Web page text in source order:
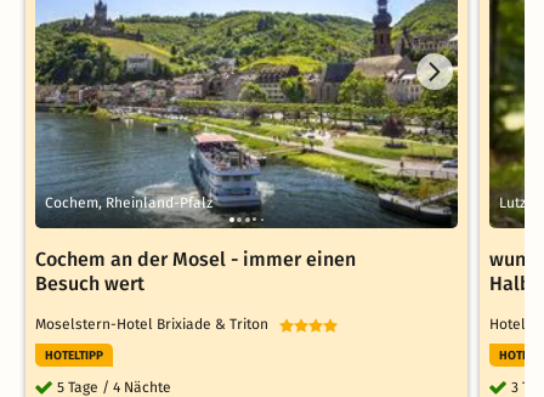
Cochem, Rheinland-Pfalz
Cochem an der Mosel - immer einen
Besuch wert
Moselstern-Hotel Brixiade & Triton
HOTELTIPP
5 Tage / 4 Nächte
Hotel-
3